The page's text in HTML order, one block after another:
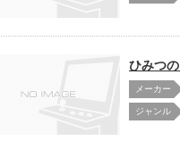
ひみつ
メーカー